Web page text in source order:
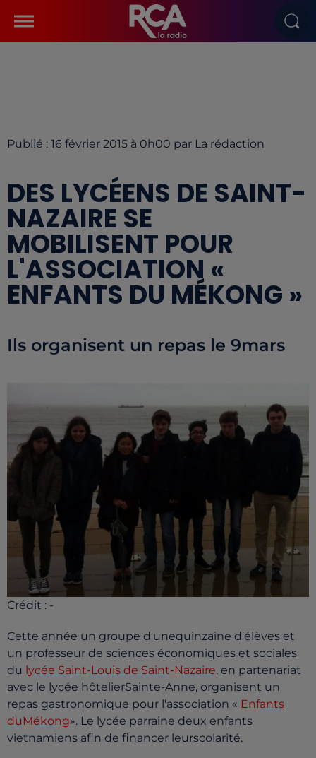
Publié : 16 février 2015 à 0h00 par La rédaction
DES LYCÉENS DE SAINT-
NAZAIRE SE
MOBILISENT POUR
L'ASSOCIATION «
ENFANTS DU MÉKONG »
Ils organisent un repas le 9mars
Crédit : -
Cette année un groupe d'unequinzaine d'élèves et
un professeur de sciences économiques et sociales
du lycée Saint-Louis de Saint-Nazaire, en partenariat
avec le lycée hôtelierSainte-Anne, organisent un
repas gastronomique pour l'association « Enfants
duMékong». Le lycée parraine deux enfants
vietnamiens afin de financer leurscolarité.